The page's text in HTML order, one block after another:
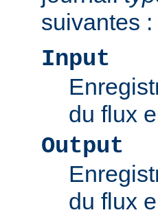
suivantes :
Input
du flux
Output
du flux